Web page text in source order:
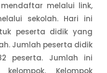
melalui link,
sekolah. Hari ini
peserta didik yang
Jumlah peserta didik
peserta. Jumlah ini